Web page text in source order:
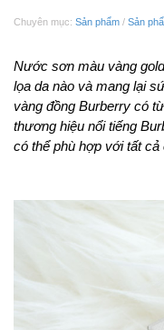
Chuyên mục: Sản phẩm / Sản
Nước sơn màu vàng
lọa da nào và mang lại
vàng đồng Burberry có
thương hiệu nổi tiếng
có thể phù hợp với tất